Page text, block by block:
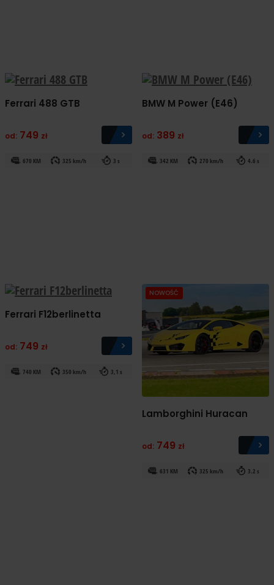
Ferrari 488 GTB
od: 749 zł
670 KM 325 km/h 3 s
BMW M Power (E46)
od: 389 zł
342 KM 270 km/h 4.6 s
Ferrari F12berlinetta
od: 749 zł
740 KM 350 km/h 3,1 s
NOWOŚĆ
Lamborghini Huracan
od: 749 zł
631 KM 325 km/h 3.2 s